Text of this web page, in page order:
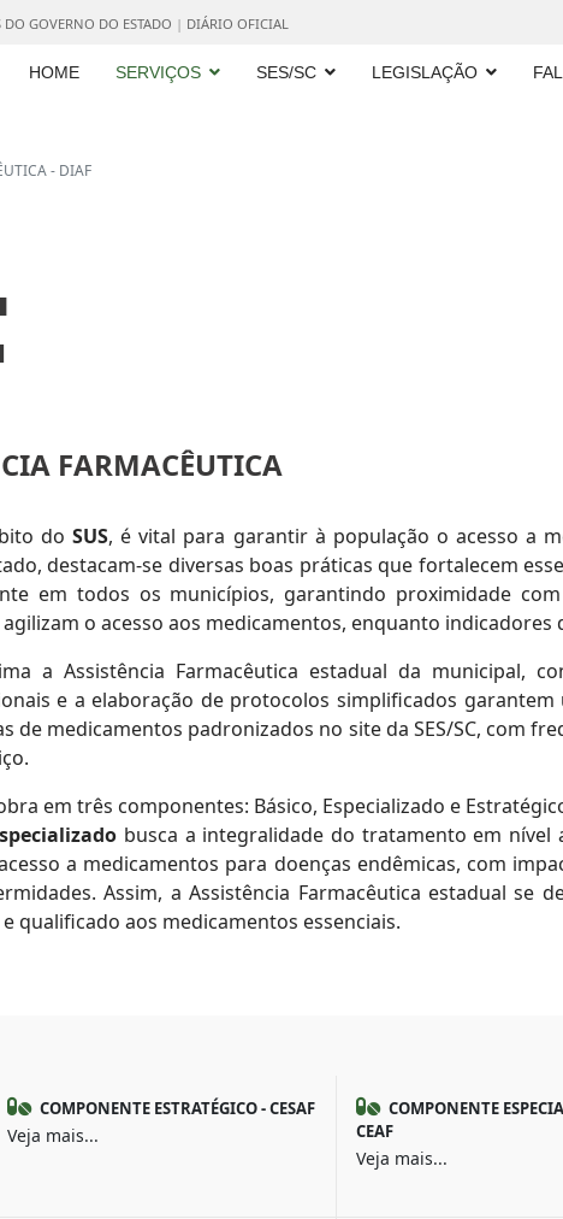
DO GOVERNO DO ESTADO | DIÁRIO OFICIAL
HOME SERVIÇOS SES/SC LEGISLAÇÃO
- DIAF
FARMACÊUTICA
doSUS, é vital para garantir à população o acesso a
destacam-se diversas boas práticas que fortalecem
em todos os municípios, garantindo proximidade
o acesso aos medicamentos, enquanto
a Assistência Farmacêutica estadual da municipal,
e a elaboração de protocolos simplificados
de medicamentos padronizados no site da SES/SC, com
em três componentes: Básico, Especializado e
busca a integralidade do tratamento em
a medicamentos para doenças endêmicas, com
Assim, a Assistência Farmacêutica estadual se
qualificado aos medicamentos essenciais.
COMPONENTE ESTRATÉGICO - CESAF
Veja mais...
COMPONENTE
CEAF
Veja mais...